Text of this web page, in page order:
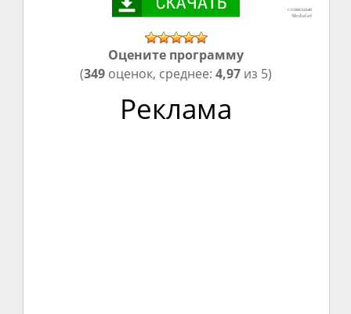
Оцените программу
(349 оценок, среднее:4,97 из 5)
Реклама